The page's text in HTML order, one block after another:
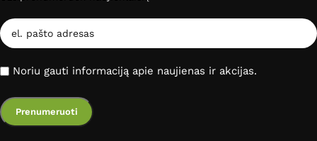
Noriu gauti informaciją apie naujienas ir akcijas.